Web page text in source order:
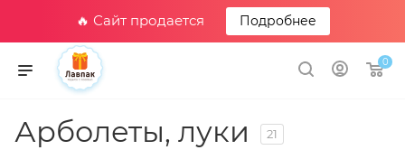
🔥 Сайт продается Подробнее
0
Арболеты, луки 21